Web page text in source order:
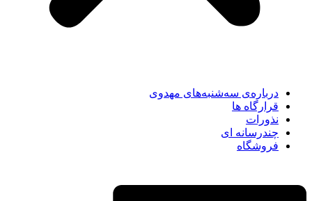
درباره‌ی سه‌شنبه‌های مهدوی
قرارگاه ها
نذورات
چندرسانه‌ ای
فروشگاه